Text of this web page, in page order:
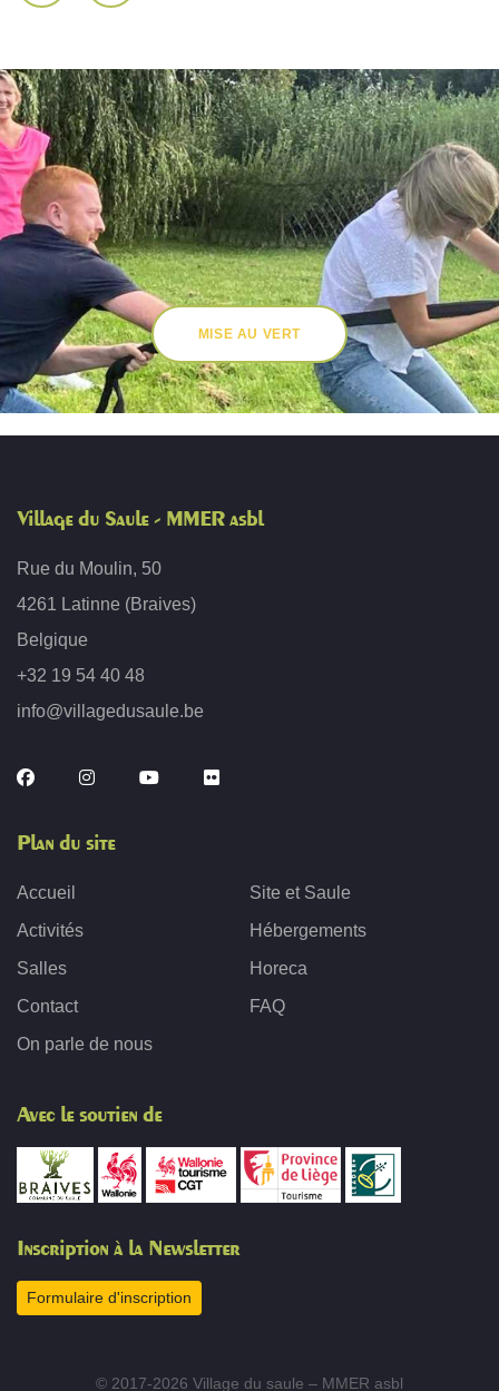
MISE AU VERT
Village du Saule - MMER asbl
Rue du Moulin, 50
4261 Latinne (Braives)
Belgique
+32 19 54 40 48
info@villagedusaule.be
Plan du site
Accueil
Site et Saule
Activités
Hébergements
Salles
Horeca
Contact
FAQ
On parle de nous
Avec le soutien de
Inscription à la Newsletter
Formulaire d'inscription
© 2017-2026 Village du saule – MMER asbl